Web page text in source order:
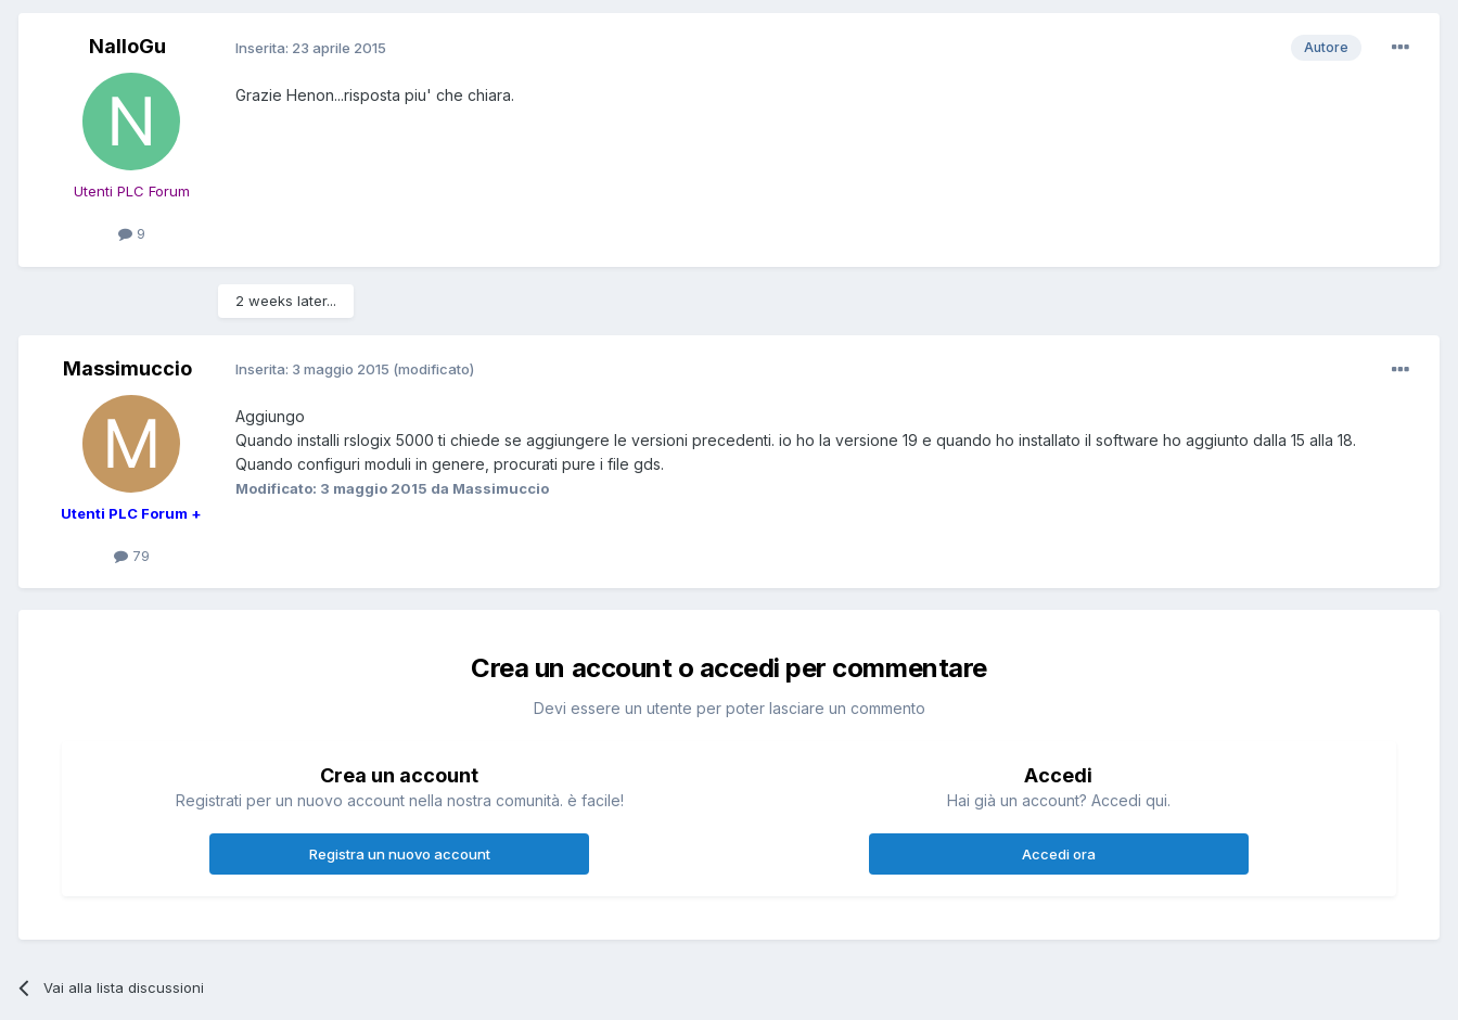
NalloGu
Utenti PLC Forum
9
Autore
Inserita: 23 aprile 2015
Grazie Henon...risposta piu' che chiara.
2 weeks later...
Massimuccio
Utenti PLC Forum +
79
Inserita: 3 maggio 2015 (modificato)
Aggiungo
Quando installi rslogix 5000 ti chiede se aggiungere le versioni precedenti. io ho la versione 19 e quando ho installato il software ho aggiunto dalla 15 alla 18.
Quando configuri moduli in genere, procurati pure i file gds.
Modificato: 3 maggio 2015 da Massimuccio
Crea un account o accedi per commentare
Devi essere un utente per poter lasciare un commento
Crea un account
Registrati per un nuovo account nella nostra comunità. è facile!
Registra un nuovo account
Accedi
Hai già un account? Accedi qui.
Accedi ora
Vai alla lista discussioni